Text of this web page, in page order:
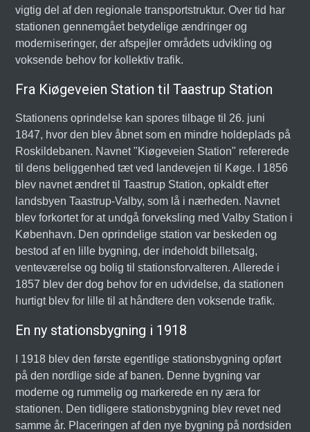
vigtig del af den regionale transportstruktur. Over tid har
stationen gennemgået betydelige ændringer og
moderniseringer, der afspejler områdets udvikling og
voksende behov for kollektiv trafik.
Fra Kiøgeveien Station til Taastrup Station
Stationens oprindelse kan spores tilbage til 26. juni
1847, hvor den blev åbnet som en mindre holdeplads på
Roskildebanen. Navnet "Kiøgeveien Station" refererede
til dens beliggenhed tæt ved landevejen til Køge. I 1856
blev navnet ændret til Taastrup Station, opkaldt efter
landsbyen Taastrup-Valby, som lå i nærheden. Navnet
blev forkortet for at undgå forveksling med Valby Station i
København. Den oprindelige station var beskeden og
bestod af en lille bygning, der indeholdt billetsalg,
venteværelse og bolig til stationsforvalteren. Allerede i
1857 blev der dog behov for en udvidelse, da stationen
hurtigt blev for lille til at håndtere den voksende trafik.
En ny stationsbygning i 1918
I 1918 blev den første egentlige stationsbygning opført
på den nordlige side af banen. Denne bygning var
moderne og rummelig og markerede en ny æra for
stationen. Den tidligere stationsbygning blev revet ned
samme år. Placeringen af den nye bygning på nordsiden